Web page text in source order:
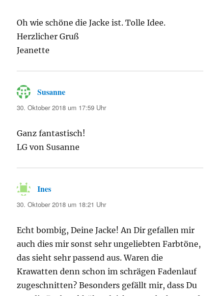
Oh wie schöne die Jacke ist. Tolle Idee.
Herzlicher Gruß
Jeanette
Susanne
30. Oktober 2018 um 17:59 Uhr
Ganz fantastisch!
LG von Susanne
Ines
30. Oktober 2018 um 18:21 Uhr
Echt bombig, Deine Jacke! An Dir gefallen mir
auch dies mir sonst sehr ungeliebten Farbtöne,
das sieht sehr passend aus. Waren die
Krawatten denn schon im schrägen Fadenlauf
zugeschnitten? Besonders gefällt mir, dass Du